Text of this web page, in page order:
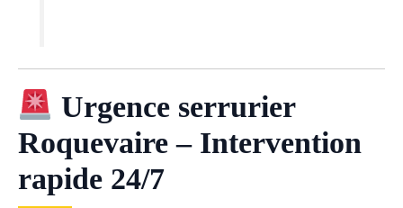
Urgence serrurier
Roquevaire – Intervention
rapide 24/7